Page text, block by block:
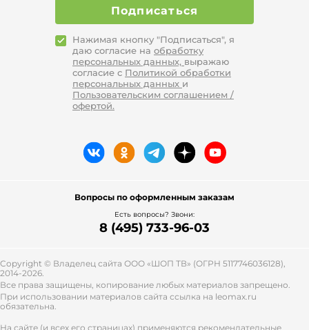
Подписаться
Нажимая кнопку "Подписаться", я
даю согласие на обработку
персональных данных, выражаю
согласие с Политикой обработки
персональных данных и
Пользовательским соглашением /
офертой.
Вопросы по оформленным заказам
Есть вопросы? Звони:
8 (495) 733-96-03
Copyright © Владелец сайта ООО «ШОП ТВ» (ОГРН 5117746036128),
2014-2026.
Все права защищены, копирование любых материалов запрещено.
При использовании материалов сайта ссылка на leomax.ru
обязательна.
На сайте (и всех его страницах) применяются рекомендательные